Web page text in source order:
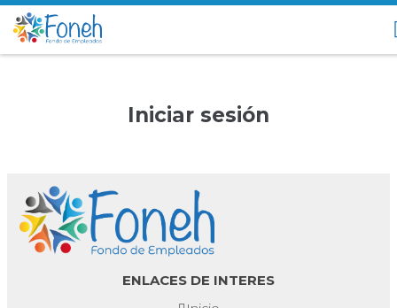
Iniciar sesión
ENLACES DE INTERES